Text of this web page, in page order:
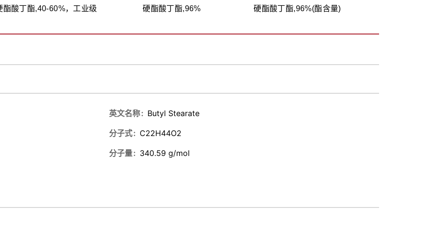
酯酸丁酯,40-60%，工业级 硬酯酸丁酯,96% 硬酯酸丁酯,96%(酯含量)
英文名称 Butyl Stearate
分子式 C22H44O2
分子量 340.59 g/mol